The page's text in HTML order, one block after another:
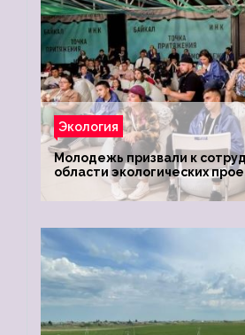
Экология
Молодежь призвали к
области экологических